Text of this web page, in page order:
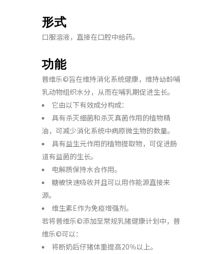
形式
口服溶液，直接在口腔中给药。
功能
普维乐©旨在维持消化系统健康，维持幼龄哺
乳动物组织水分，从而在哺乳期促进生长。
它由以下有效成分构成：
具有杀灭细菌和杀灭真菌作用的植物精
油，可减少消化系统中病原微生物的数量。
具有益生元作用的植物提取物，可促进肠
道有益菌的生长。
电解质保持水合作用。
糖被快速吸收并且可以用作能源直接来
源。
维生素E作为免疫增强剂。
若将普维乐©添加至常规乳猪健康计划中，普
维乐©可以：
将断奶后仔猪体重提高20％以上。